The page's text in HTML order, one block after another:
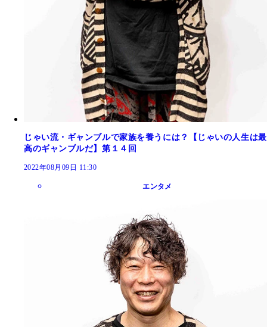
じゃい流・ギャンブルで家族を養うには？【じゃいの人生は最
高のギャンブルだ】第１４回
2022年08月09日 11:30
エンタメ